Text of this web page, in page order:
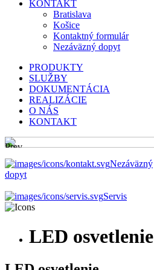
KONTAKT
Bratislava
Košice
Kontaktný formulár
Nezáväzný dopyt
PRODUKTY
SLUŽBY
DOKUMENTÁCIA
REALIZÁCIE
O NÁS
KONTAKT
Prev
Nezáväzný
dopyt
Servis
LED osvetlenie